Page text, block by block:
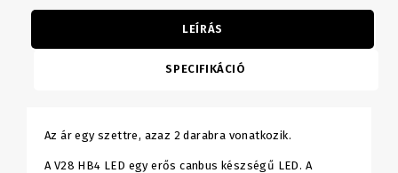
LEÍRÁS
SPECIFIKÁCIÓ
Az ár egy szettre, azaz 2 darabra vonatkozik.
A V28 HB4 LED egy erős canbus készségű LED. A